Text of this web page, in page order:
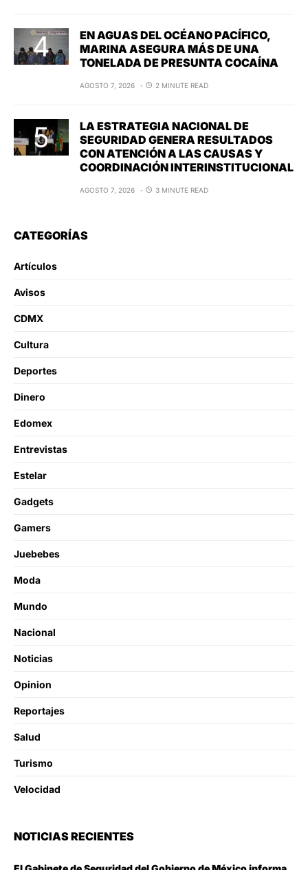
EN AGUAS DEL OCÉANO PACÍFICO,
MARINA ASEGURA MÁS DE UNA
TONELADA DE PRESUNTA COCAÍNA
AGOSTO 7, 2026 2 MINUTE READ
LA ESTRATEGIA NACIONAL DE
SEGURIDAD GENERA RESULTADOS
CON ATENCIÓN A LAS CAUSAS Y
COORDINACIÓN INTERINSTITUCIONAL
AGOSTO 7, 2026 3 MINUTE READ
CATEGORÍAS
Artículos
Avisos
CDMX
Cultura
Deportes
Dinero
Edomex
Entrevistas
Estelar
Gadgets
Gamers
Juebebes
Moda
Mundo
Nacional
Noticias
Opinion
Reportajes
Salud
Turismo
Velocidad
NOTICIAS RECIENTES